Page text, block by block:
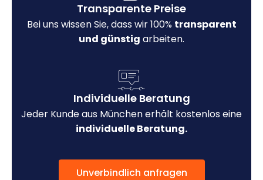
Transparente Preise
Bei uns wissen Sie, dass wir 100% transparent
und günstig arbeiten.
Individuelle Beratung
Jeder Kunde aus München erhält kostenlos eine
individuelle Beratung.
Unverbindlich anfragen